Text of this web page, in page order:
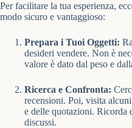
Per facilitare la tua esperienza,
modo sicuro e vantaggioso:
Prepara i Tuoi Oggetti:
desideri vendere. Non è
valore è dato dal peso e
Ricerca e Confronta:
recensioni. Poi, visita
e delle quotazioni. Ricorda
discussi.